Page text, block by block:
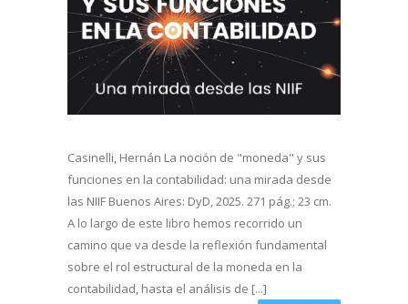
Casinelli, Hernán La noción de "moneda" y sus
funciones en la contabilidad: una mirada desde
las NIIF Buenos Aires: DyD, 2025. 271 pág.; 23 cm.
A lo largo de este libro hemos recorrido un
camino que va desde la reflexión fundamental
sobre el rol estructural de la moneda en la
contabilidad, hasta el análisis de [...]